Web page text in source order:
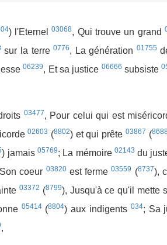
) l'Eternel03068, Qui trouve un grand
sur la terre0776, La génération 01755
06239, Et sa justice 06666 subsiste
03477, Pour celui qui est
02603 (8802) et qui prête 03867 (
) jamais 05769; La mémoire 02143 du
coeur 03820est ferme03559 (8737),
03372 (8799), Jusqu'à ce qu'il mette
05414(8804) aux indigents 034; Sa
,